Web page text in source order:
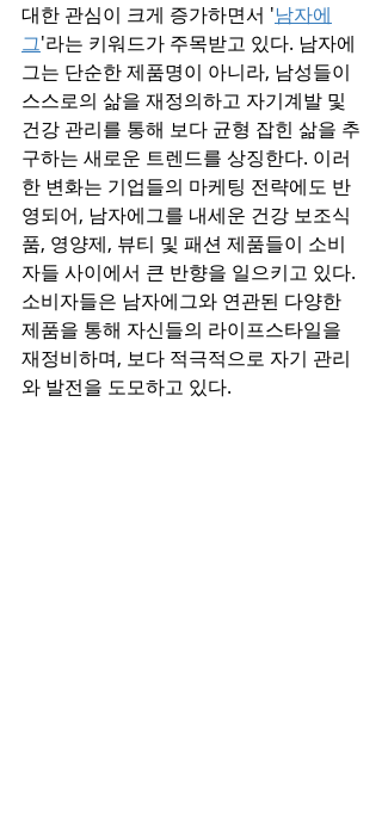
대한 관심이 크게 증가하면서 '남자에
그'라는 키워드가 주목받고 있다. 남자에
그는 단순한 제품명이 아니라, 남성들이
스스로의 삶을 재정의하고 자기계발 및
건강 관리를 통해 보다 균형 잡힌 삶을 추
구하는 새로운 트렌드를 상징한다. 이러
한 변화는 기업들의 마케팅 전략에도 반
영되어, 남자에그를 내세운 건강 보조식
품, 영양제, 뷰티 및 패션 제품들이 소비
자들 사이에서 큰 반향을 일으키고 있다.
소비자들은 남자에그와 연관된 다양한
제품을 통해 자신들의 라이프스타일을
재정비하며, 보다 적극적으로 자기 관리
와 발전을 도모하고 있다.